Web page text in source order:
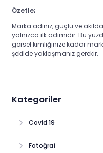
Özetle;
Marka adınız, güçlü ve
yalnızca ilk adımıdır. Bu
görsel kimliğinize kadar
şekilde yaklaşmanız gerekir.
Kategoriler
Covid 19
Fotoğraf